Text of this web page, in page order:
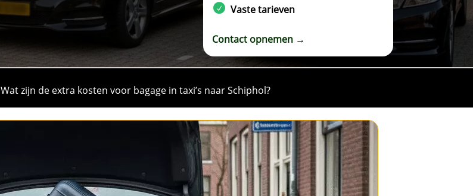
Vaste tarieven
Contact opnemen →
Wat zijn de extra kosten voor bagage in taxi’s naar Schiphol?